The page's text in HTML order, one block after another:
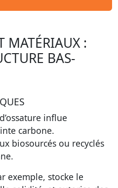
MATÉRIAUX :
BAS-
influe
carbone.
biosourcés ou recyclés
exemple, stocke le